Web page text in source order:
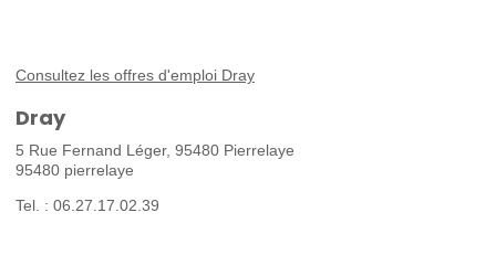
Consultez les offres d'emploi Dray
Dray
5 Rue Fernand Léger, 95480 Pierrelaye
95480 pierrelaye
Tel. : 06.27.17.02.39